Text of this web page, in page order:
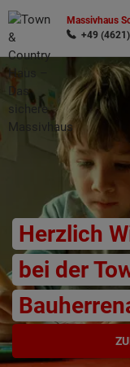
Massivhaus
+49
Herzlich
bei der
Wonach